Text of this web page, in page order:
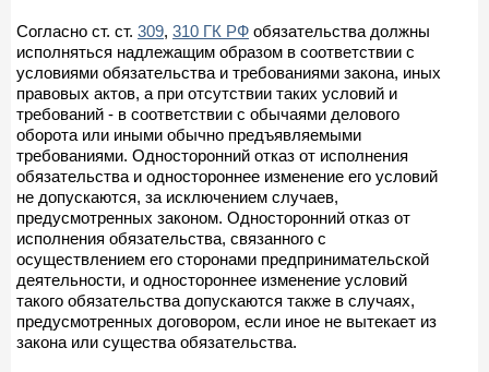
Согласно ст. ст. 309, 310 ГК РФ обязательства должны
исполняться надлежащим образом в соответствии с
условиями обязательства и требованиями закона, иных
правовых актов, а при отсутствии таких условий и
требований - в соответствии с обычаями делового
оборота или иными обычно предъявляемыми
требованиями. Односторонний отказ от исполнения
обязательства и одностороннее изменение его условий
не допускаются, за исключением случаев,
предусмотренных законом. Односторонний отказ от
исполнения обязательства, связанного с
осуществлением его сторонами предпринимательской
деятельности, и одностороннее изменение условий
такого обязательства допускаются также в случаях,
предусмотренных договором, если иное не вытекает из
закона или существа обязательства.